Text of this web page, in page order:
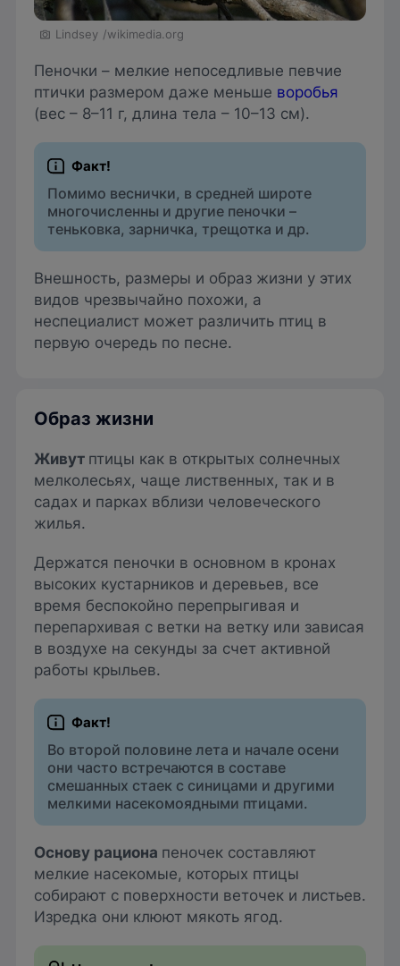
Lindsey /wikimedia.org
Пеночки – мелкие непоседливые певчие
птички размером даже меньше воробья
(вес – 8–11 г, длина тела – 10–13 см).
Помимо веснички, в средней широте
многочисленны и другие пеночки –
теньковка, зарничка, трещотка и др.
Внешность, размеры и образ жизни у этих
видов чрезвычайно похожи, а
неспециалист может различить птиц в
первую очередь по песне.
Образ жизни
Живут птицы как в открытых солнечных
мелколесьях, чаще лиственных, так и в
садах и парках вблизи человеческого
жилья.
Держатся пеночки в основном в кронах
высоких кустарников и деревьев, все
время беспокойно перепрыгивая и
перепархивая с ветки на ветку или зависая
в воздухе на секунды за счет активной
работы крыльев.
Во второй половине лета и начале осени
они часто встречаются в составе
смешанных стаек с синицами и другими
мелкими насекомоядными птицами.
Основу рациона пеночек составляют
мелкие насекомые, которых птицы
собирают с поверхности веточек и листьев.
Изредка они клюют мякоть ягод.